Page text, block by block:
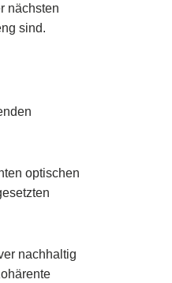
nächsten
sind.
optischen
nachhaltig